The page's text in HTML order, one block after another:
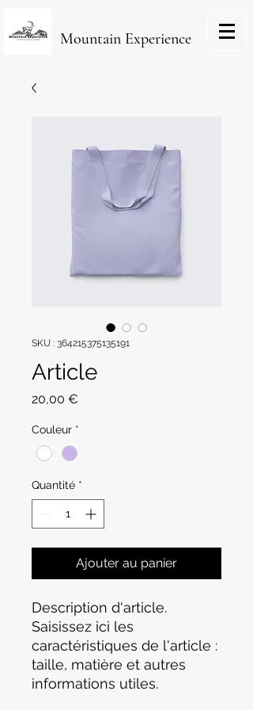
Mountain Experience
SKU : 364215375135191
Article
20,00 €
Couleur *
Quantité *
Ajouter au panier
Description d'article.
Saisissez ici les
caractéristiques de l'article :
taille, matière et autres
informations utiles.